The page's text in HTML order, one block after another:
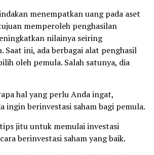
menempatkan uang pada aset
memperoleh penghasilan
nilainya seiring
Saat ini, ada berbagai alat penghasil
oleh pemula. Salah satunya, dia
hal yang perlu Anda ingat,
ingin berinvestasi saham bagi pemula.
jitu untuk memulai investasi
berinvestasi saham yang baik.